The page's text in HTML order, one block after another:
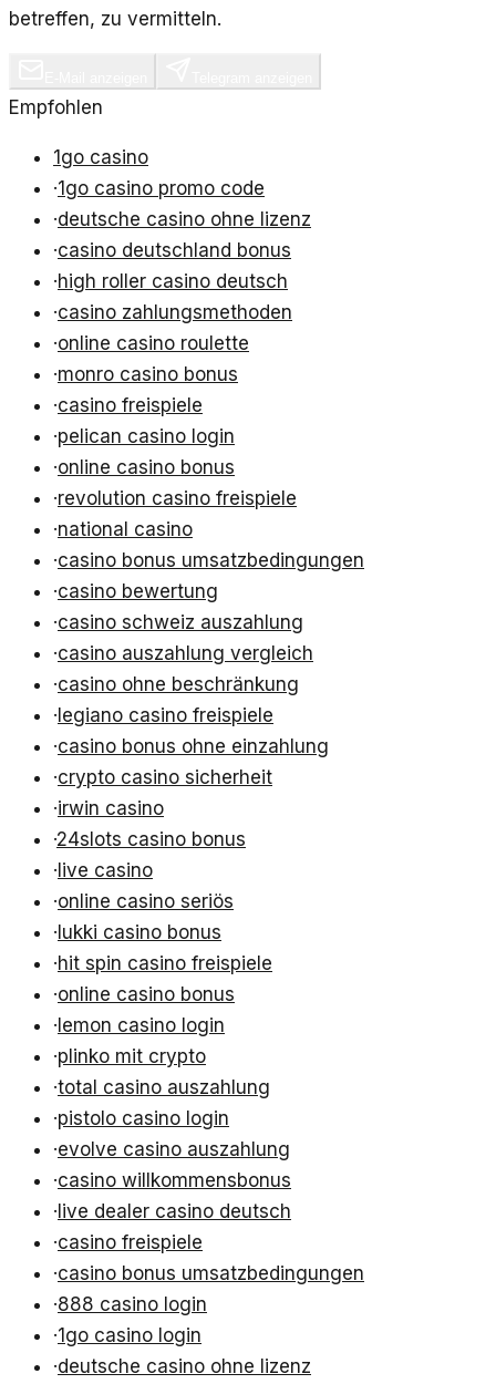
betreffen, zu vermitteln.
Empfohlen
1go casino
·1go casino promo code
·deutsche casino ohne lizenz
·casino deutschland bonus
·high roller casino deutsch
·casino zahlungsmethoden
·online casino roulette
·monro casino bonus
·casino freispiele
·pelican casino login
·online casino bonus
·revolution casino freispiele
·national casino
·casino bonus umsatzbedingungen
·casino bewertung
·casino schweiz auszahlung
·casino auszahlung vergleich
·casino ohne beschränkung
·legiano casino freispiele
·casino bonus ohne einzahlung
·crypto casino sicherheit
·irwin casino
·24slots casino bonus
·live casino
·online casino seriös
·lukki casino bonus
·hit spin casino freispiele
·online casino bonus
·lemon casino login
·plinko mit crypto
·total casino auszahlung
·pistolo casino login
·evolve casino auszahlung
·casino willkommensbonus
·live dealer casino deutsch
·casino freispiele
·casino bonus umsatzbedingungen
·888 casino login
·1go casino login
·deutsche casino ohne lizenz